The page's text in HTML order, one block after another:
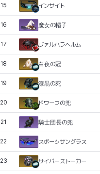
15 インサイト
16 魔女の帽子
17 ヴァルハラヘルム
18 白夜の冠
19 漆黒の死
20 ドワーフの兜
21 騎士団長の兜
22 スポーツサングラス
23 サイバーストーカー